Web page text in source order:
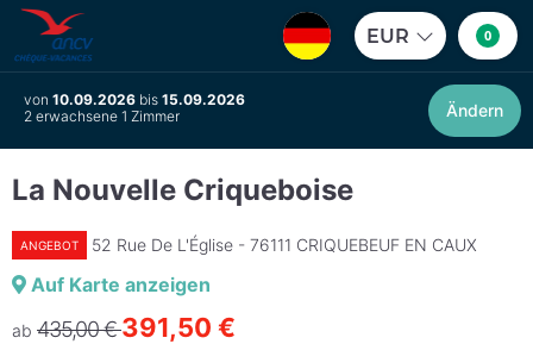
EUR 0
von 10.09.2026 bis 15.09.2026
2 erwachsene 1 Zimmer
Ändern
La Nouvelle Criqueboise
ANGEBOT 52 Rue De L'Église - 76111 CRIQUEBEUF EN CAUX
Auf Karte anzeigen
ab 435,00 €391,50 €